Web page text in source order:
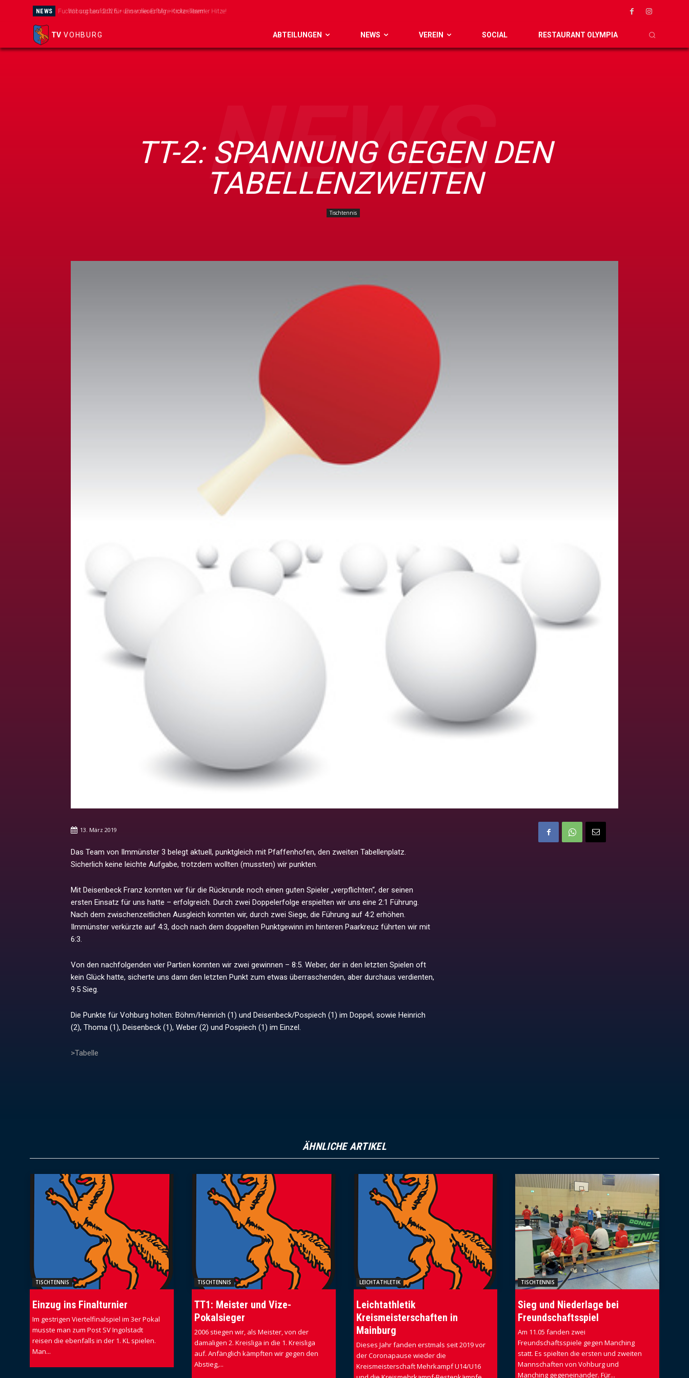
NEWS Wir suchen dich für unser neues Mini-Kicker Team!
TV VOHBURG ABTEILUNGEN NEWS VEREIN SOCIAL RESTAURANT OLYMPIA
NEWS
TT-2: SPANNUNG GEGEN DEN
TABELLENZWEITEN
Tischtennis
13. März 2019
Das Team von Ilmmünster 3 belegt aktuell, punktgleich mit Pfaffenhofen, den zweiten Tabellenplatz.
Sicherlich keine leichte Aufgabe, trotzdem wollten (mussten) wir punkten.
Mit Deisenbeck Franz konnten wir für die Rückrunde noch einen guten Spieler „verpflichten“, der seinen
ersten Einsatz für uns hatte – erfolgreich. Durch zwei Doppelerfolge erspielten wir uns eine 2:1 Führung.
Nach dem zwischenzeitlichen Ausgleich konnten wir, durch zwei Siege, die Führung auf 4:2 erhöhen.
Ilmmünster verkürzte auf 4:3, doch nach dem doppelten Punktgewinn im hinteren Paarkreuz führten wir mit
6:3.
Von den nachfolgenden vier Partien konnten wir zwei gewinnen – 8:5. Weber, der in den letzten Spielen oft
kein Glück hatte, sicherte uns dann den letzten Punkt zum etwas überraschenden, aber durchaus verdienten,
9:5 Sieg.
Die Punkte für Vohburg holten: Böhm/Heinrich (1) und Deisenbeck/Pospiech (1) im Doppel, sowie Heinrich
(2), Thoma (1), Deisenbeck (1), Weber (2) und Pospiech (1) im Einzel.
>Tabelle
ÄHNLICHE ARTIKEL
TISCHTENNIS
Einzug ins Finalturnier
Im gestrigen Viertelfinalspiel im 3er Pokal
musste man zum Post SV Ingolstadt
reisen die ebenfalls in der 1. KL spielen.
Man...
TISCHTENNIS
TT1: Meister und Vize-
Pokalsieger
2006 stiegen wir, als Meister, von der
damaligen 2. Kreisliga in die 1. Kreisliga
auf. Anfänglich kämpften wir gegen den
Abstieg,...
LEICHTATHLETIK
Leichtathletik
Kreismeisterschaften in
Mainburg
Dieses Jahr fanden erstmals seit 2019 vor
der Coronapause wieder die
Kreismeisterschaft Mehrkampf U14/U16
TISCHTENNIS
Sieg und Niederlage bei
Freundschaftsspiel
Am 11.05 fanden zwei
Freundschaftsspiele gegen Manching
statt. Es spielten die ersten und zweiten
Mannschaften von Vohburg und
Manching gegeneinander. Für...